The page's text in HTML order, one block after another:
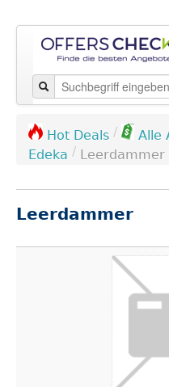
Hot Deals / Alle
Edeka / Leerdammer
Leerdammer